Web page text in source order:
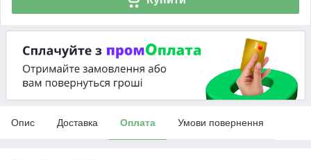
Опис Доставка Оплата Умови повернення